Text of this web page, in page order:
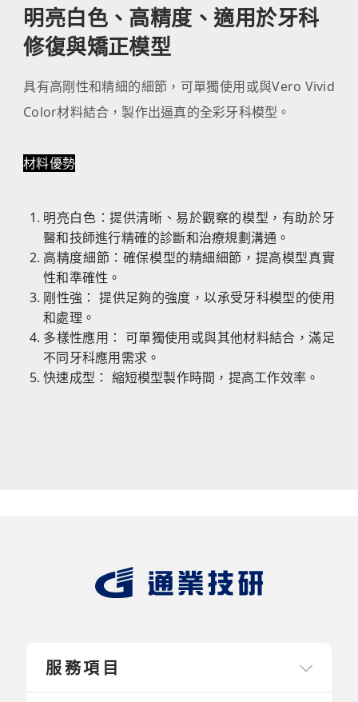
明亮白色、高精度、適用於牙科
修復與矯正模型
具有高剛性和精細的細節，可單獨使用或與Vero Vivid
Color材料結合，製作出逼真的全彩牙科模型。
材料優勢
明亮白色：提供清晰、易於觀察的模型，有助於牙
醫和技師進行精確的診斷和治療規劃溝通。
高精度細節：確保模型的精細細節，提高模型真實
性和準確性。
剛性強： 提供足夠的強度，以承受牙科模型的使用
和處理。
多樣性應用： 可單獨使用或與其他材料結合，滿足
不同牙科應用需求。
快速成型： 縮短模型製作時間，提高工作效率。
服務項目